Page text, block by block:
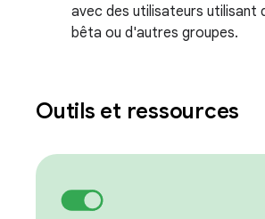
avec des utilisateurs utilisant
bêta ou d'autres groupes.
Outils et ressources